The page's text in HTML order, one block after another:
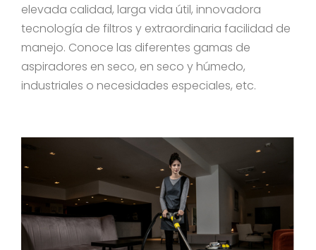
elevada calidad, larga vida útil, innovadora
tecnología de filtros y extraordinaria facilidad de
manejo. Conoce las diferentes gamas de
aspiradores en seco, en seco y húmedo,
industriales o necesidades especiales, etc.